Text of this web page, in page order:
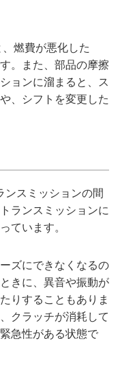
燃費が悪化した
。また、部品の摩擦
ョンに溜まると、ス
、シフトを変更した
ンスミッションの間
ランスミッションに
ています。
ズにできなくなるの
きに、異音や振動が
りすることもありま
クラッチが消耗して
急性がある状態で